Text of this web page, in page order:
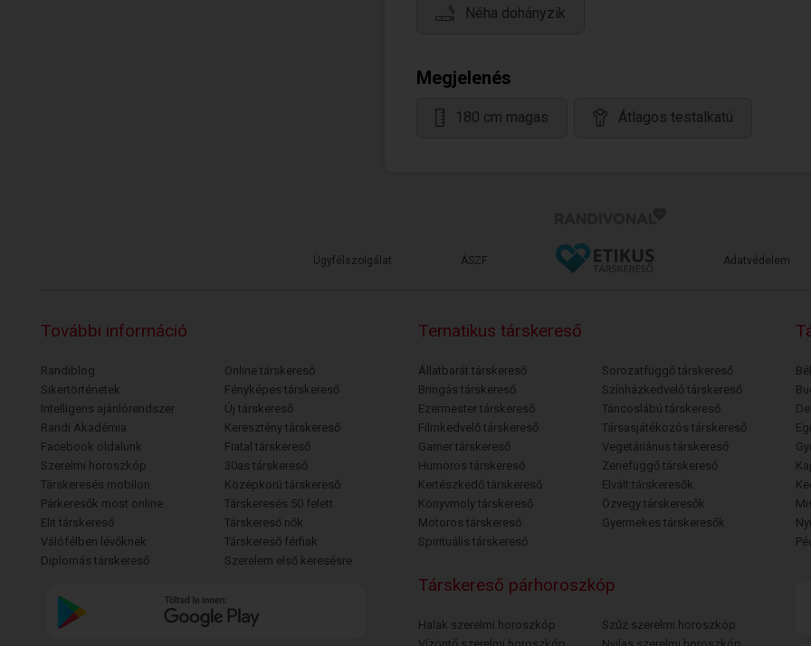
Néha dohányzik
Megjelenés
180 cm magas Átlagos testalkatú
Ügyfélszolgálat ÁSZF Adatvédelem
További információ
Randiblog
Sikertörténetek
Intelligens ajánlórendszer
Randi Akadémia
Facebook oldalunk
Szerelmi horoszkóp
Társkeresés mobilon
Párkeresők most online
Elit társkereső
Válófélben lévőknek
Diplomás társkereső
Online társkereső
Fényképes társkereső
Új társkereső
Keresztény társkereső
Fiatal társkereső
30as társkereső
Középkorú társkereső
Társkeresés 50 felett
Társkereső nők
Társkereső férfiak
Szerelem első keresésre
Tematikus társkereső
Állatbarát társkereső
Bringás társkereső
Ezermester társkereső
Filmkedvelő társkereső
Gamer társkereső
Humoros társkereső
Kertészkedő társkereső
Könyvmoly társkereső
Motoros társkereső
Spirituális társkereső
Sorozatfüggő társkereső
Színházkedvelő társkereső
Táncoslábú társkereső
Társasjátékozós társkereső
Vegetáriánus társkereső
Zenefüggő társkereső
Elvált társkeresők
Özvegy társkeresők
Gyermekes társkeresők
Társkereső párhoroszkóp
Halak szerelmi horoszkóp
Szűz szerelmi horoszkóp